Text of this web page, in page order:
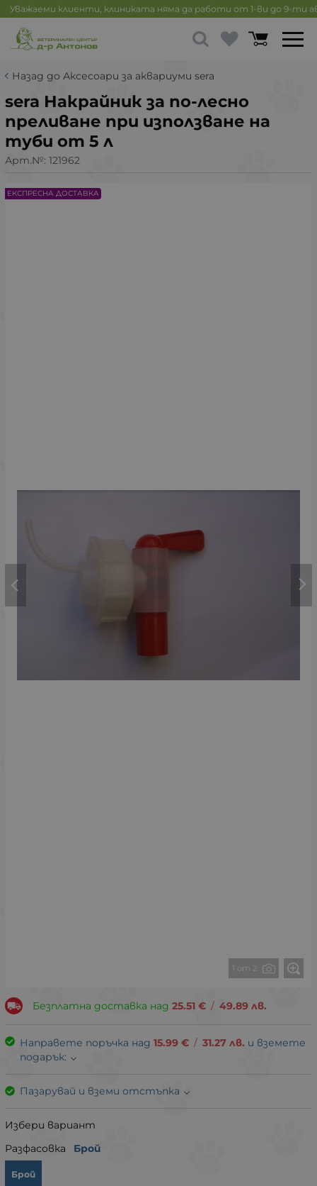
Уважаеми клиенти, клиниката няма да работи от 1-ви до 9-ти
Назад до Аксесоари за аквариуми sera
sera Накрайник за по-лесно
преливане при използване на
туби от 5 л
Арт.№: 121962
1 от 2
ЕКСПРЕСНА ДОСТАВКА
Безплатна доставка над 25.51 € / 49.89 лв.
Направете поръчка над 15.99 € / 31.27 лв. и вземете
подарък:
Пазарувай и вземи отстъпка
Избери вариант
Разфасовка
Брой
Брой